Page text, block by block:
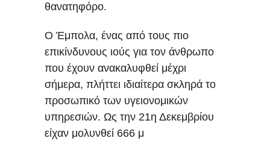
θανατηφόρο.
Ο Έμπολα, ένας από τους πιο
επικίνδυνους ιούς για τον άνθρωπο
που έχουν ανακαλυφθεί μέχρι
σήμερα, πλήττει ιδιαίτερα σκληρά το
προσωπικό των υγειονομικών
υπηρεσιών. Ως την 21η Δεκεμβρίου
είχαν μολυνθεί 666 μ